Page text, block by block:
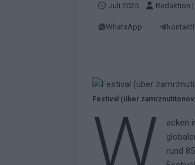
[ Mai 2026 ]
EUROVISION
KOMMENTAR
EXTRA
[ Juni 2026 ]
Juli 2025 Redaktion |
WhatsApp
Festival (über
W
acken
rund